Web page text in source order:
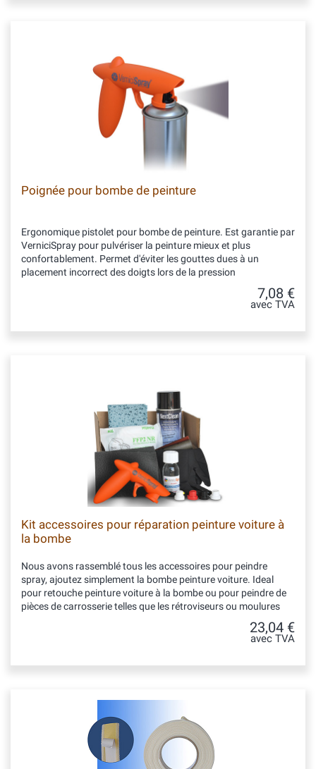
Poignée pour bombe de peinture
Ergonomique pistolet pour bombe de peinture. Est garantie par
VerniciSpray pour pulvériser la peinture mieux et plus
confortablement. Permet d'éviter les gouttes dues à un
placement incorrect des doigts lors de la pression
7,08 €
avec TVA
Kit accessoires pour réparation peinture voiture à
la bombe
Nous avons rassemblé tous les accessoires pour peindre
spray, ajoutez simplement la bombe peinture voiture. Ideal
pour retouche peinture voiture à la bombe ou pour peindre de
pièces de carrosserie telles que les rétroviseurs ou moulures
23,04 €
avec TVA